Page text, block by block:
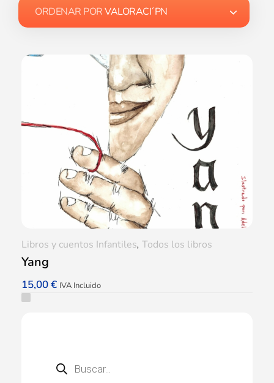
ORDENAR PORVALORACI´PN
Yang
15,00€ IVA Incluido
Libros y cuentos Infantiles, Todos los libros